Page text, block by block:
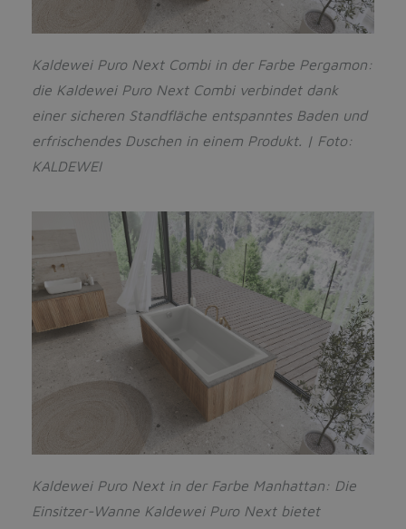
Kaldewei Puro Next Combi in der Farbe Pergamon:
die Kaldewei Puro Next Combi verbindet dank
einer sicheren Standfläche entspanntes Baden und
erfrischendes Duschen in einem Produkt. | Foto:
KALDEWEI
Kaldewei Puro Next in der Farbe Manhattan: Die
Einsitzer-Wanne Kaldewei Puro Next bietet